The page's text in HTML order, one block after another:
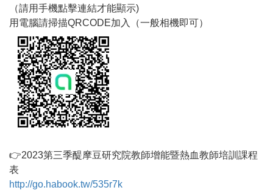
（請用手機點擊連結才能顯示)
用電腦請掃描QRCODE加入（一般相機即可）
👉2023第三季醍摩豆研究院教師增能暨熱血教師培訓課程
表
http://go.habook.tw/535r7k